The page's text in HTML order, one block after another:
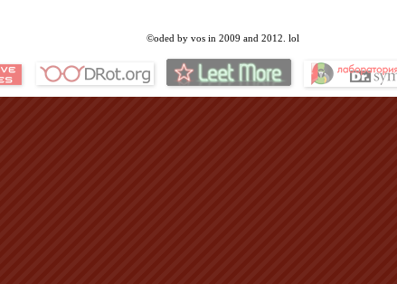
©oded by vos in 2009 and 2012. lol